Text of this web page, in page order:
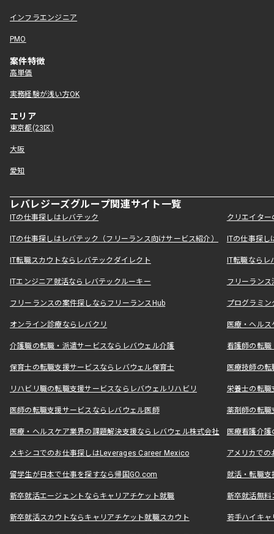
インフラエンジニア
PMO
案件特徴
高単価
実務経験が浅い方OK
エリア
東京都(23区)
大阪
愛知
レバレジーズグループ関連サイト一覧
ITの仕事探しはレバテック クリエイタ
ITの仕事探しはレバテック（フリーランス向けサービス紹介） ITの仕事探
IT転職スカウトならレバテックダイレクト IT転職なら
ITエンジニア就活ならレバテックルーキー フリーラン
フリーランスの案件探しならフリーランスHub プログラミ
オンライン診療ならレバクリ 医療・ヘル
介護職の転職・派遣サービスならレバウェル介護 看護師の転
保育士の転職支援サービスならレバウェル保育士 医療技師の
リハビリ職の転職支援サービスならレバウェルリハビリ 栄養士の転
医師の転職支援サービスならレバウェル医師 薬剤師の転
医療・ヘルスケア業界の課題解決支援ならレバウェル株式会社 医療看護介
メキシコでのお仕事探しはLeverages Career Mexico アメリカで
留学生が日本で仕事を探すなら帰国GO.com 就活・転職
新卒就活エージェントならキャリアチケット就職 新卒就活無料
新卒就活スカウトならキャリアチケット就職スカウト 若手ハイキ